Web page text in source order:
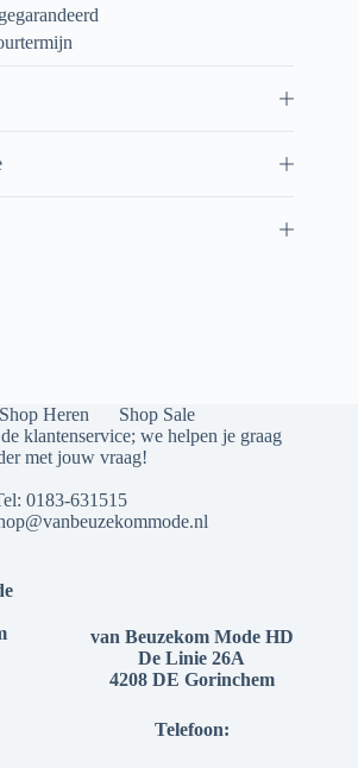
Shop Heren
Shop Sale
klantenservice; we helpen je graag
met jouw vraag!
0183-631515
van Beuzekom Mode HD
De Linie 26A
4208 DE Gorinchem
Telefoon: